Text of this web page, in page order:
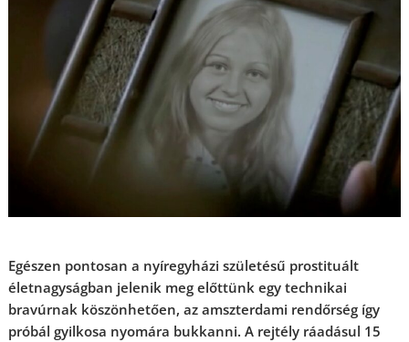
Egészen pontosan a nyíregyházi születésű prostituált
életnagyságban jelenik meg előttünk egy technikai
bravúrnak köszönhetően, az amszterdami rendőrség így
próbál gyilkosa nyomára bukkanni. A rejtély ráadásul 15